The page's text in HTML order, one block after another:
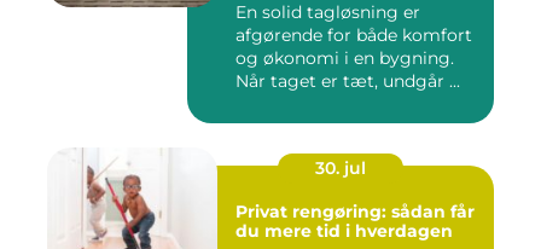
En solid tagløsning er
afgørende for både komfort
og økonomi i en bygning.
Når taget er tæt, undgår ...
30. jul
Privat rengøring: sådan får
du mere tid i hverdagen